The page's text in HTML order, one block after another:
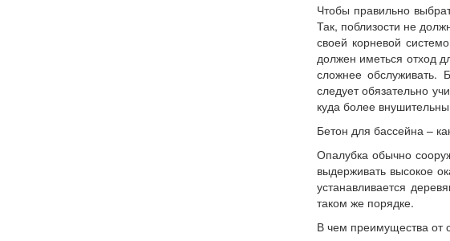
Чтобы правильно
Так, поблизости не
своей корневой
должен иметься отход
сложнее обслуживать.
следует обязательно
куда более
Бетон для бассейна –
Опалубка обычно
выдерживать высокое
устанавливается
таком же порядке.
В чем преимущества от